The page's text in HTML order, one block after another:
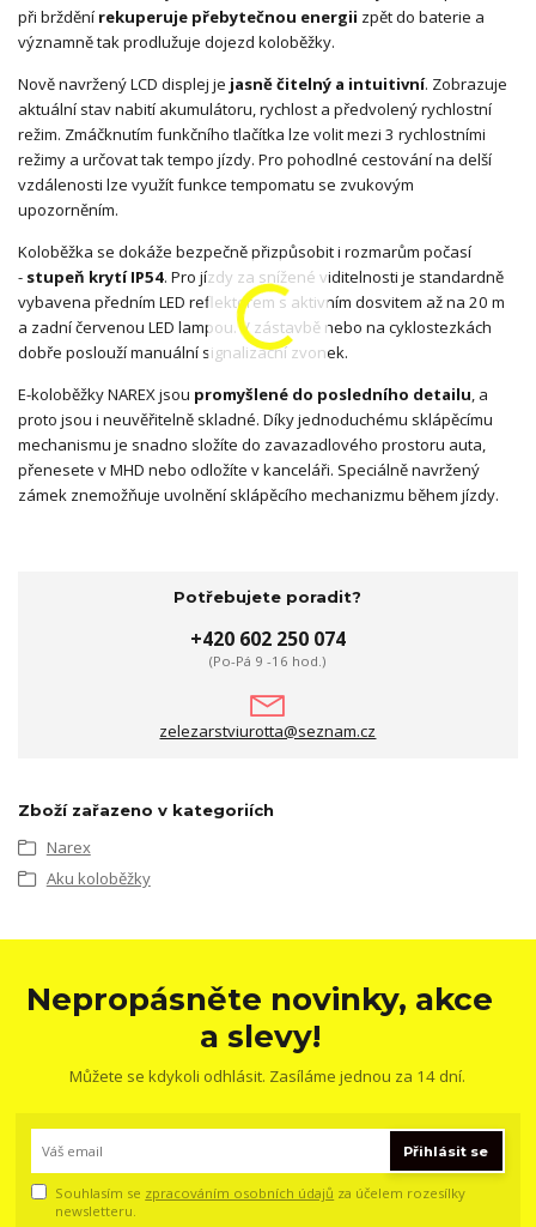
při brždění rekuperuje přebytečnou energii zpět do baterie a
významně tak prodlužuje dojezd koloběžky.
Nově navržený LCD displej je jasně čitelný a intuitivní. Zobrazuje
aktuální stav nabití akumulátoru, rychlost a předvolený rychlostní
režim. Zmáčknutím funkčního tlačítka lze volit mezi 3 rychlostními
režimy a určovat tak tempo jízdy. Pro pohodlné cestování na delší
vzdálenosti lze využít funkce tempomatu se zvukovým
upozorněním.
Koloběžka se dokáže bezpečně přizpůsobit i rozmarům počasí
- stupeň krytí IP54. Pro jízdy za snížené viditelnosti je standardně
vybavena předním LED reflektorem s aktivním dosvitem až na 20 m
a zadní červenou LED lampou. V zástavbě nebo na cyklostezkách
dobře poslouží manuální signalizační zvonek.
E-koloběžky NAREX jsou promyšlené do posledního detailu, a
proto jsou i neuvěřitelně skladné. Díky jednoduchému sklápěcímu
mechanismu je snadno složíte do zavazadlového prostoru auta,
přenesete v MHD nebo odložíte v kanceláři. Speciálně navržený
zámek znemožňuje uvolnění sklápěcího mechanizmu během jízdy.
Potřebujete poradit?
+420 602 250 074
(Po-Pá 9 -16 hod.)
zelezarstviurotta@seznam.cz
Zboží zařazeno v kategoriích
Narex
Aku koloběžky
Nepropásněte novinky, akce
a slevy!
Můžete se kdykoli odhlásit. Zasíláme jednou za 14 dní.
Přihlásit se
Souhlasím se zpracováním osobních údajů za účelem rozesílky
newsletteru.